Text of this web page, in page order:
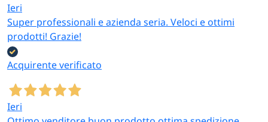
Ieri
Super professionali e azienda seria. Veloci e ottimi
prodotti! Grazie!
Acquirente verificato
Ieri